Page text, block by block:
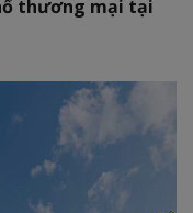
thương mại tại